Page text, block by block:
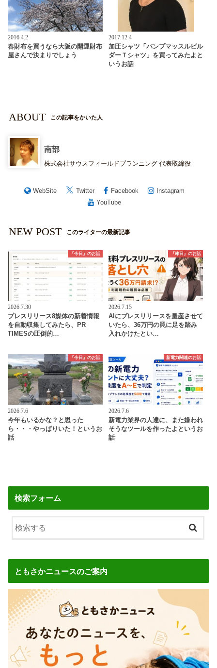
2016.4.2
春財布を買うなら大阪の開運財布
屋さんで決まりでしょう
2017.12.4
加圧シャツ「パンプマッスルビル
ダーＴシャツ」を買ってみたよと
いうお話
ABOUT この記事をかいた人
南部
株式会社サウスフィールドプランニング 代表取締役
WebSite Twitter Facebook
Instagram
YouTube
NEW POST このライターの最新記事
『今日』のお話
2026.7.30
プレスリリース8媒体の新着情報
を自動収集してみたら、PR
TIMESの圧倒的…
『昨日』のお話
2026.7.15
AIにプレスリリースを量産させて
いたら、36万円の罠に足を踏み
入れかけたとい…
『今日』のお話
2026.7.6
今年もいるかな？と思った
ら・・・やっぱりいた！というお
話
新電力関連のお話
2026.7.6
新電力業界の人達に、また嫌われ
そうなツールを作ったよというお
話
検索フォーム
ともさかニュースのご案内